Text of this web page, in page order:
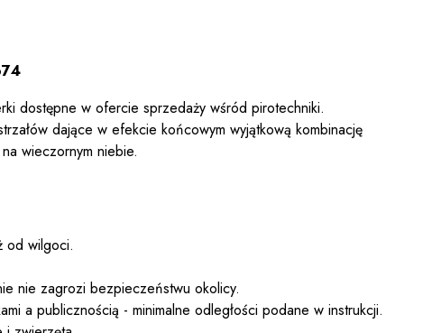
dostępne w ofercie sprzedaży wśród pirotechniki.
dające w efekcie końcowym wyjątkową kombinację
wieczornym niebie.
od wilgoci.
nie zagrozi bezpieczeństwu okolicy.
a publicznością - minimalne odległości podane w instrukcji.